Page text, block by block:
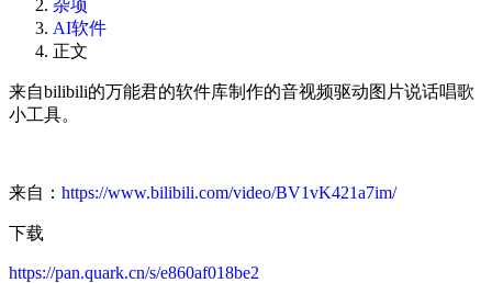
杂项
AI软件
正文
来自bilibili的万能君的软件库制作的音视频驱动图片说话唱歌
小工具。
来自： https://www.bilibili.com/video/BV1vK421a7im/
下载
https://pan.quark.cn/s/e860af018be2